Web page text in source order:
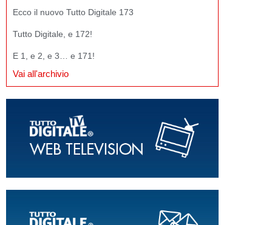
Ecco il nuovo Tutto Digitale 173
Tutto Digitale, e 172!
E 1, e 2, e 3… e 171!
Vai all'archivio